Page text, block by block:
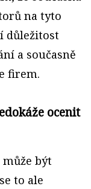
na tyto
důležitost
a současně
firem.
ocenit
být
to ale